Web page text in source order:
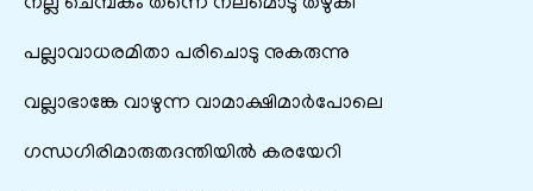
നല്ല ചെമ്പകം തന്നെ നലമൊടു തഴുകി
പല്ലാവാധരമിതാ പരിചൊടു നുകരുന്നു
വല്ലാഭാങ്കേ വാഴുന്ന വാമാക്ഷിമാർപോലെ
ഗന്ധഗിരിമാരുതദന്തിയിൽ കരയേറി